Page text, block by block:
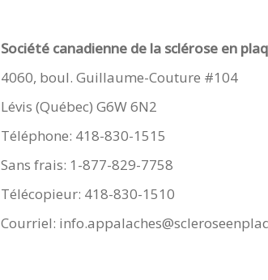
Société canadienne de la sclérose en
4060, boul. Guillaume-Couture #104
Lévis (Québec) G6W 6N2
Téléphone: 418-830-1515
Sans frais: 1-877-829-7758
Télécopieur: 418-830-1510
Courriel: